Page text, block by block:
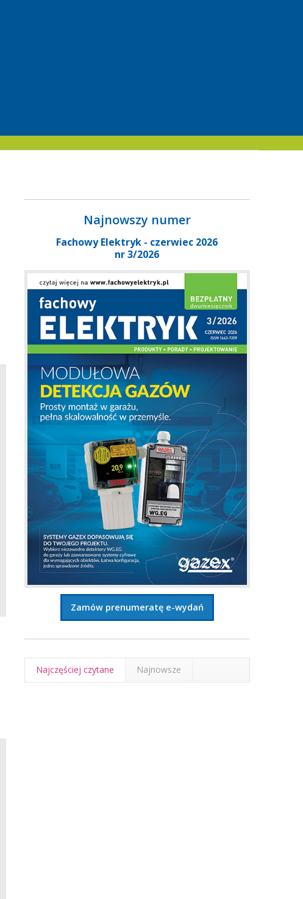
Najnowszy numer
Fachowy Elektryk - czerwiec 2026
nr 3/2026
Zamów prenumeratę e-wydań
Najczęściej czytane Najnowsze